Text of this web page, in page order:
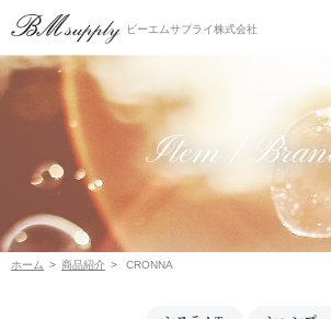
ビーエムサプライ株式会社
Item /
ホーム 商品紹介 CRONNA